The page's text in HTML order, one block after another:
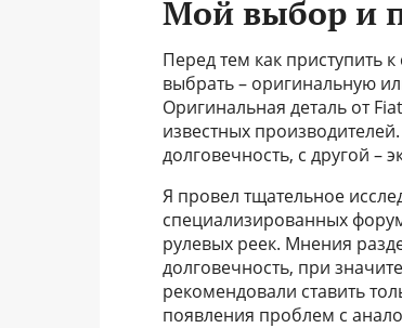
Мой выбор и
Перед тем как приступить
выбрать – оригинальную
Оригинальная деталь от
известных
долговечность, с другой –
Я провел тщательное
специализированных
рулевых реек. Мнения
долговечность, при
рекомендовали ставить
появления проблем с